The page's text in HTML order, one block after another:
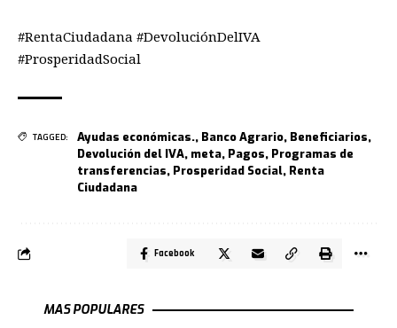
#RentaCiudadana #DevoluciónDelIVA
#ProsperidadSocial
TAGGED: Ayudas económicas., Banco Agrario, Beneficiarios,
Devolución del IVA, meta, Pagos, Programas de
transferencias, Prosperidad Social, Renta
Ciudadana
Facebook
MAS POPULARES